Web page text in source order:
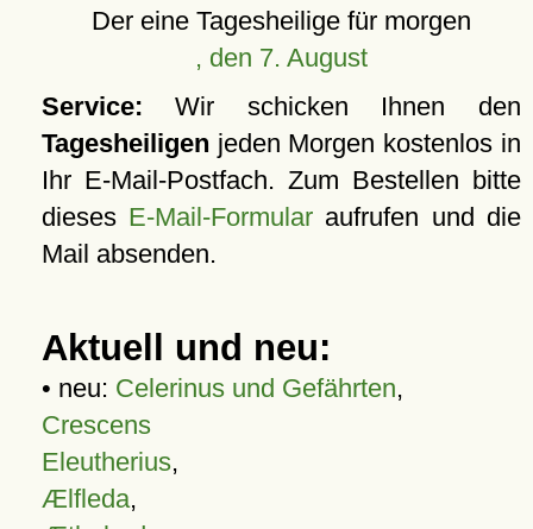
Der eine Tagesheilige für morgen
, den 7. August
Service: Wir schicken Ihnen den
Tagesheiligen jeden Morgen kostenlos in
Ihr E-Mail-Postfach. Zum Bestellen bitte
dieses E-Mail-Formular aufrufen und die
Mail absenden.
Aktuell und neu:
• neu: Celerinus und Gefährten,
Crescens
Eleutherius,
Ælfleda,